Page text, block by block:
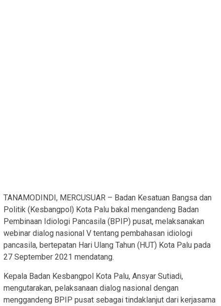
TANAMODINDI, MERCUSUAR – Badan Kesatuan Bangsa dan
Politik (Kesbangpol) Kota Palu bakal mengandeng Badan
Pembinaan Idiologi Pancasila (BPIP) pusat, melaksanakan
webinar dialog nasional V tentang pembahasan idiologi
pancasila, bertepatan Hari Ulang Tahun (HUT) Kota Palu pada
27 September 2021 mendatang.
Kepala Badan Kesbangpol Kota Palu, Ansyar Sutiadi,
mengutarakan, pelaksanaan dialog nasional dengan
menggandeng BPIP pusat sebagai tindaklanjut dari kerjasama